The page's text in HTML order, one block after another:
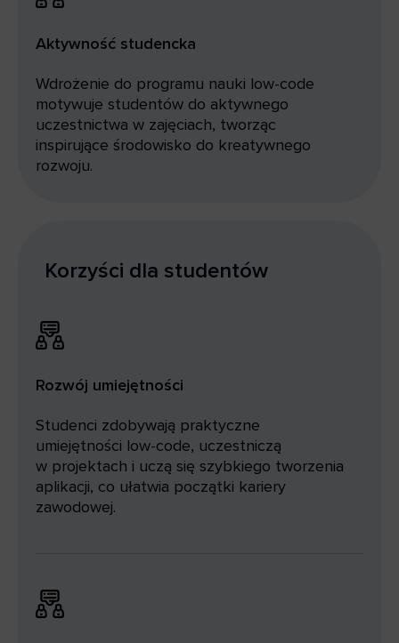
Aktywność studencka
Wdrożenie do programu nauki low-code
motywuje studentów do aktywnego
uczestnictwa w zajęciach, tworząc
inspirujące środowisko do kreatywnego
rozwoju.
Korzyści dla studentów
Rozwój umiejętności
Studenci zdobywają praktyczne
umiejętności low-code, uczestniczą
w projektach i uczą się szybkiego tworzenia
aplikacji, co ułatwia początki kariery
zawodowej.